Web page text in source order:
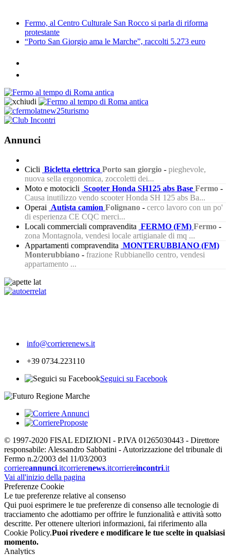
Fermo, al Centro Culturale San Rocco si parla di riforma
protestante
“Porto San Giorgio ama le Marche”, raccolti 5.273 euro
Annunci
Cicli Bicletta elettrica Porto san giorgio - pieghevole,
nuova sella ergonomica, zoccoletti dei...
Moto e motocicli Scooter Honda SH125 abs Base Fermo -
Causa inutilizzo vendo scooter Honda SH 125 abs Ba...
Operai Autista camion Folignano - cerco lavoro con un po'
di esperienza CE CQC merci...
Locali commerciali compravendita FERMO (FM) Fermo -
zona Montagnola, vendesi locale artigianale di mq ...
Appartamenti compravendita MONTERUBBIANO (FM)
Monterubbiano - frazione Rubbianello centro, vendesi
appartamento ...
info@corrierenews.it
+39 0734.223110
Seguici su Facebook
© 1997-2020 FISAL EDIZIONI - P.IVA 01265030443 - Direttore
responsabile: Alessandro Sabbatini - Autorizzazione del tribunale di
Fermo n.2/2003 del 11/03/2003
corriereannunci.itcorrierenews.itcorriereincontri.it
Vai all'inizio della pagina
Preferenze Cookie
Le tue preferenze relative al consenso
Qui puoi esprimere le tue preferenze di consenso alle tecnologie di
tracciamento che adottiamo per offrire le funzionalità e attività sotto
descritte. Per ottenere ulteriori informazioni, fai riferimento alla
Cookie Policy.Puoi rivedere e modificare le tue scelte in qualsiasi
momento.
Analytics